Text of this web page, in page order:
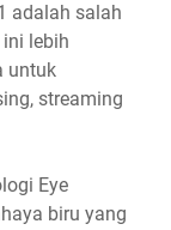
adalah salah
lebih
untuk
streaming
Eye
biru yang